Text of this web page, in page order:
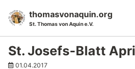
thomasvonaquin.org
St. Thomas von Aquin e.V.
St. Josefs-Blatt
01.04.2017